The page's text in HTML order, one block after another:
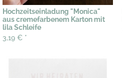
Hochzeitseinladung "Monica"
aus cremefarbenem Karton mit
lila Schleife
3,19 € *